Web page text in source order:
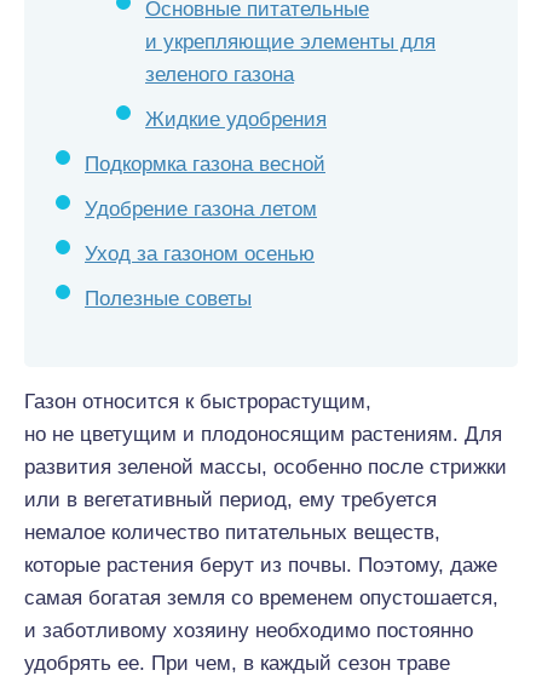
Основные питательные
и укрепляющие элементы для
зеленого газона
Жидкие удобрения
Подкормка газона весной
Удобрение газона летом
Уход за газоном осенью
Полезные советы
Газон относится к быстрорастущим,
но не цветущим и плодоносящим растениям. Для
развития зеленой массы, особенно после стрижки
или в вегетативный период, ему требуется
немалое количество питательных веществ,
которые растения берут из почвы. Поэтому, даже
самая богатая земля со временем опустошается,
и заботливому хозяину необходимо постоянно
удобрять ее. При чем, в каждый сезон траве